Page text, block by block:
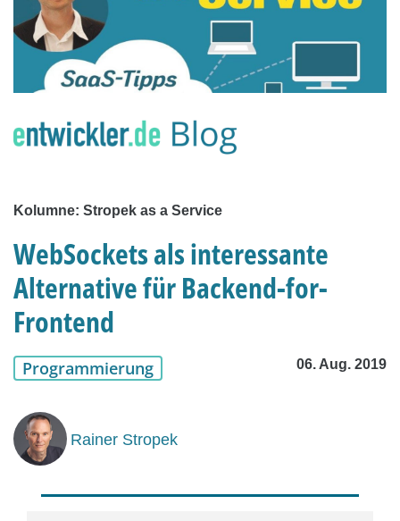
Kolumne: Stropek as a Service
WebSockets als interessante
Alternative für Backend-for-
Frontend
Programmierung 06. Aug. 2019
Rainer Stropek